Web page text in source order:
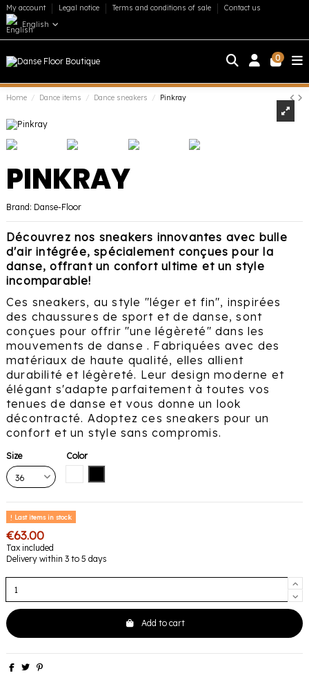
My account Legal notice Terms and conditions of sale
Contact us
English
0
Home Dance items Dance sneakers Pinkray
PINKRAY
Brand: Danse-Floor
Découvrez nos sneakers innovantes avec bulle
d'air intégrée, spécialement conçues pour la
danse, offrant un confort ultime et un style
incomparable!
Ces sneakers, au style "léger et fin", inspirées
des chaussures de sport et de danse, sont
conçues pour offrir "une légèreté" dans les
mouvements de danse . Fabriquées avec des
matériaux de haute qualité, elles allient
durabilité et légèreté. Leur design moderne et
élégant s'adapte parfaitement à toutes vos
tenues de danse et vous donne un look
décontracté. Adoptez ces sneakers pour un
confort et un style sans compromis.
Size
Color
Last items in stock
€63.00
Tax included
Delivery within 3 to 5 days
Add to cart